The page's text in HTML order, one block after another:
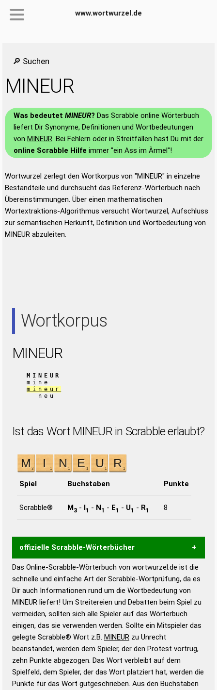
www.wortwurzel.de
🔎 Suchen
MINEUR
Was bedeutet MINEUR? Das Scrabble online Wörterbuch
liefert Dir Synonyme, Definitionen und Wortbedeutungen
von MINEUR. Bei Fehlern oder in Streitfällen hast Du mit der
online Scrabble Hilfe immer "ein Ass im Ärmel"!
Wortwurzel zerlegt den Wortkorpus von "MINEUR" in einzelne
Bestandteile und durchsucht das Referenz-Wörterbuch nach
Übereinstimmungen. Über einen mathematischen
Wortextraktions-Algorithmus versucht Wortwurzel, Aufschluss
zur semantischen Herkunft, Definition und Wortbedeutung von
MINEUR abzuleiten.
Wortkorpus
MINEUR
MINEUR
mine
mineur
neu
Ist das Wort MINEUR in Scrabble erlaubt?
Spiel Buchstaben Punkte
Scrabble® M3 - I1 - N1 - E1 - U1 - R1 8
offizielle Scrabble-Wörterbücher
Wortwurzel liefert mit Hilfe eines semantischen
Wortanalyse-Algorithmus gute Anhaltspunkte zu
Wortbedeutung, Worttrennung und Wortform, um die
Gültigkeit eines Wortes für das Scrabble-Spiel zu
bestimmen!
zugelassene Turnier Scrabble-
Wörterbücher sind:
Duden – Standardwerk in 12 Bänden
Duden – Richtiges und gutes
Deutsch
Das Online-Scrabble-Wörterbuch von wortwurzel.de ist die
schnelle und einfache Art der Scrabble-Wortprüfung, da es
Dir auch Informationen rund um die Wortbedeutung von
MINEUR liefert! Um Streitereien und Debatten beim Spiel zu
vermeiden, sollten sich alle Spieler auf das Wörterbuch
einigen, das sie verwenden werden. Sollte ein Mitspieler das
gelegte Scrabble® Wort z.B. MINEUR zu Unrecht
beanstandet, werden dem Spieler, der den Protest vortrug,
zehn Punkte abgezogen. Das Wort verbleibt auf dem
Spielfeld, dem Spieler, der das Wort platziert hat, werden die
Punkte für das Wort gutgeschrieben. Aus den Buchstaben